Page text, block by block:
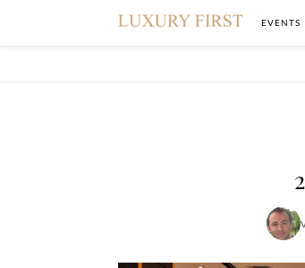
EVENTS